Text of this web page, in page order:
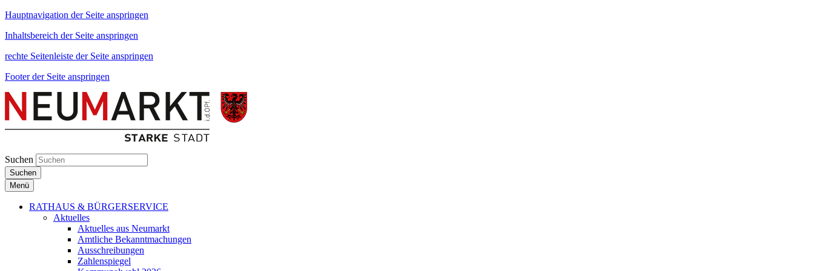
Hauptnavigation der Seite anspringen
Inhaltsbereich der Seite anspringen
rechte Seitenleiste der Seite anspringen
Footer der Seite anspringen
Suchen
Suchen
Menü
RATHAUS & BÜRGERSERVICE
Aktuelles
Aktuelles aus Neumarkt
Amtliche Bekanntmachungen
Ausschreibungen
Zahlenspiegel